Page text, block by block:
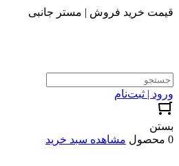
قیمت خرید فروش | مستر جانبی
ورود | ثبت‌نام
بستن
0 محصول
مشاهده سبد خرید